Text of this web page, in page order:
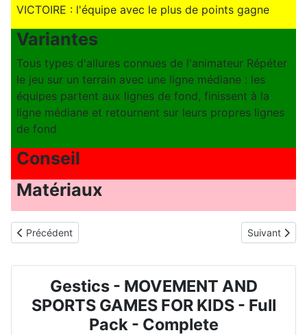
VICTOIRE : l'équipe avec le plus de points gagne
Variantes
Tous types d'allures connues de l'animateur Répéter
le jeu sur un terrain avec une ligne médiane : les
équipes partent aux lignes de fond, finissent à la
ligne médiane et retournent sur leurs propres lignes
de fond
Conseil
Matériaux
Article précédent : JEU DE MOUVEMENT ET DE SPORT POUR
Précédent Article
Suivant
Gestics - MOVEMENT AND
SPORTS GAMES FOR KIDS - Full
Pack - Complete